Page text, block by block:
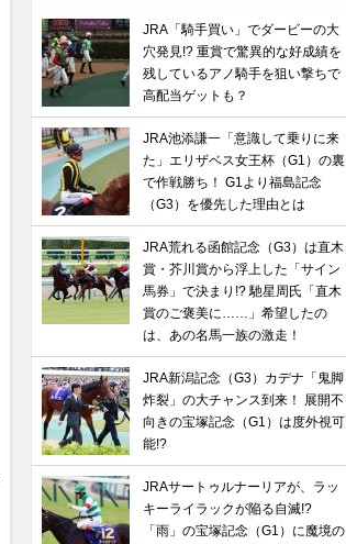
JRA「騎手買い」でダービーの大
穴発見!? 重賞で驚異的な好成績を
残しているアノ騎手を狙い撃ちで
高配当ゲットも？
JRA池添謙一「意識して乗りに来
た」エリザベス女王杯（G1）の裏
で作戦勝ち！ G1より福島記念
（G3）を優先した理由とは
JRA荒れる函館記念（G3）は直木
賞・芥川賞から浮上した「サイン
馬券」で決まり!? 馳星周氏「直木
賞のご褒美に……」希望したの
は、あの名馬一族の激走！
JRA新潟記念（G3）カデナ「鬼脚
炸裂」の大チャンス到来！ 展開不
向きの宝塚記念（G1）は度外視可
能!?
JRAサートゥルナーリアが、ラッ
キーライラックが陥る自滅!?
「雨」の宝塚記念（G1）に魔境の